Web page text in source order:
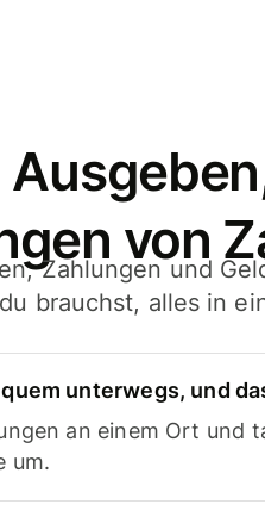
von
Zahlungen und
brauchst, alles in
unterwegs, und
an einem Ort und
um.